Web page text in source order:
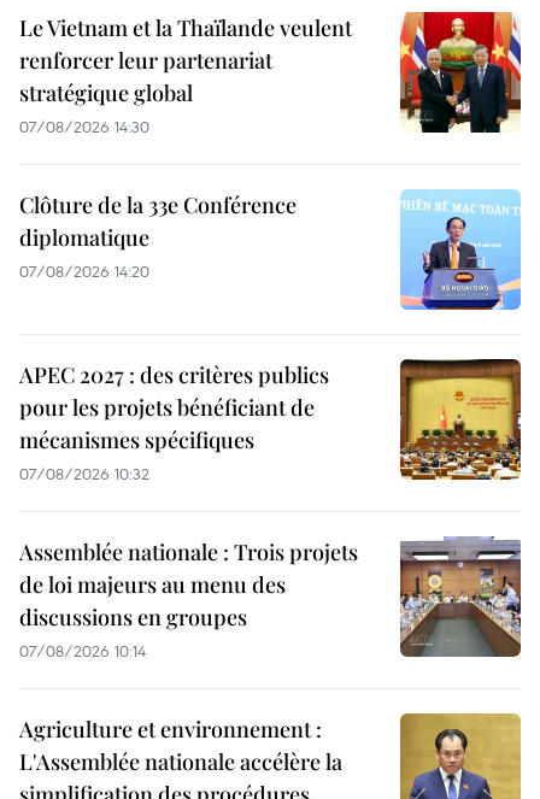
Le Vietnam et la Thaïlande veulent
renforcer leur partenariat
stratégique global
07/08/2026 14:30
Clôture de la 33e Conférence
diplomatique
07/08/2026 14:20
APEC 2027 : des critères publics
pour les projets bénéficiant de
mécanismes spécifiques
07/08/2026 10:32
Assemblée nationale : Trois projets
de loi majeurs au menu des
discussions en groupes
07/08/2026 10:14
Agriculture et environnement :
L'Assemblée nationale accélère la